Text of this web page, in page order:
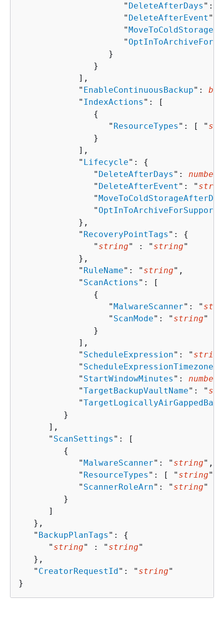
                     "
DeleteAfterDays ":
                     "
DeleteAfterEvent ":
                     "
                     "
                  }
               }
            ],
            "
EnableContinuousBackup":
            "
IndexActions ": [
{
                  "
ResourceTypes ": [ "
               }
            ],
            "
Lifecycle": {
               "
DeleteAfterDays ": number
               "
DeleteAfterEvent ": "
               "
               "
            },
            "
RecoveryPointTags ": {
               "
string" : " string"
            },
            "
RuleName": " string",
            "
ScanActions ": [
{
                  "
MalwareScanner": "
                  "
ScanMode": " string"
               }
            ],
            "
ScheduleExpression": " string
            "
ScheduleExpressionTimezone
            "
StartWindowMinutes ": number
            "
TargetBackupVaultName": "
            "
         }
      ],
      "
ScanSettings ": [
{
            "
MalwareScanner": " string",
            "
ResourceTypes ": [ " string"
            "
ScannerRoleArn": " string"
         }
      ]
   },
   "
BackupPlanTags ": {
      "
string" : " string"
   },
   "
CreatorRequestId": " string"
}